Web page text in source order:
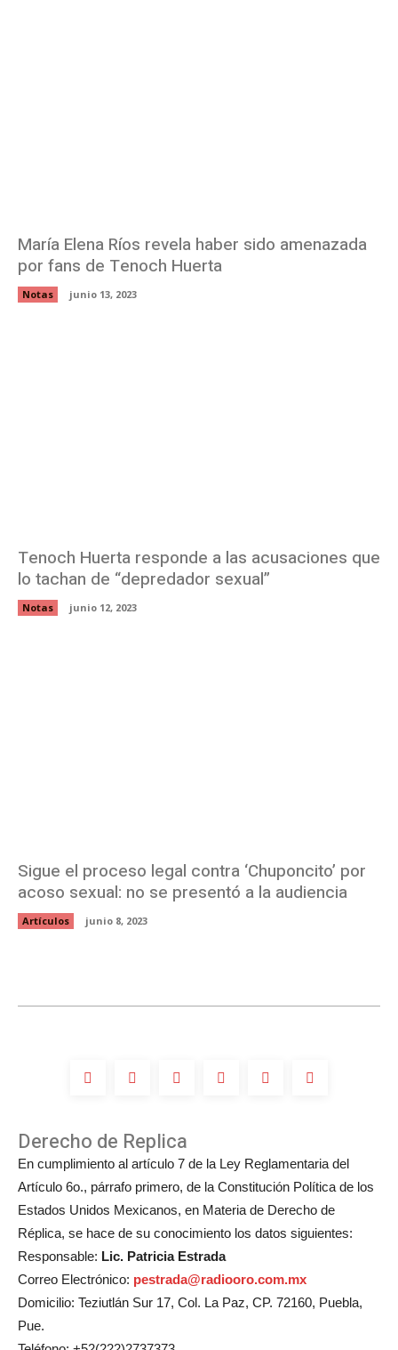
María Elena Ríos revela haber sido amenazada
por fans de Tenoch Huerta
Notas junio 13, 2023
Tenoch Huerta responde a las acusaciones que
lo tachan de “depredador sexual”
Notas junio 12, 2023
Sigue el proceso legal contra ‘Chuponcito’ por
acoso sexual: no se presentó a la audiencia
Artículos junio 8, 2023
Derecho de Replica
En cumplimiento al artículo 7 de la Ley Reglamentaria del
Artículo 6o., párrafo primero, de la Constitución Política de los
Estados Unidos Mexicanos, en Materia de Derecho de
Réplica, se hace de su conocimiento los datos siguientes:
Responsable: Lic. Patricia Estrada
Correo Electrónico: pestrada@radiooro.com.mx
Domicilio: Teziutlán Sur 17, Col. La Paz, CP. 72160, Puebla,
Pue.